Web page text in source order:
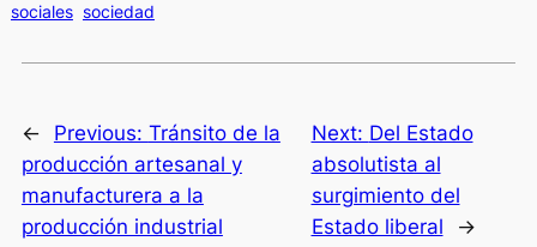
sociales sociedad
← Previous: Tránsito de la
producción artesanal y
manufacturera a la
producción industrial
Next: Del Estado
absolutista al
surgimiento del
Estado liberal
→